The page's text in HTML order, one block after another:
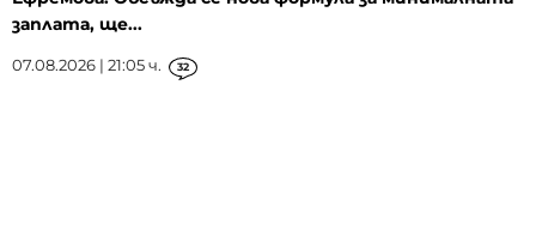
заплата, ще...
07.08.2026 | 21:05 ч. 32